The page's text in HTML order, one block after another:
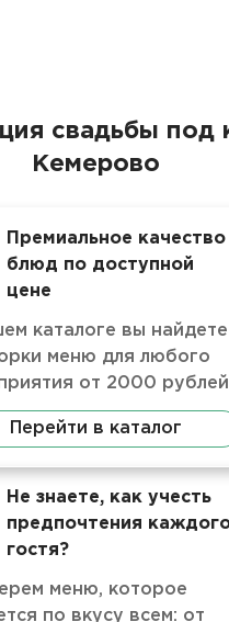
свадьбы под
Кемерово
Премиальное качество
блюд по доступной
цене
каталоге вы найдете
меню для любого
от 2000
Перейти в каталог
Не знаете, как учесть
предпочтения
гостя?
меню, которое
по вкусу всем: от